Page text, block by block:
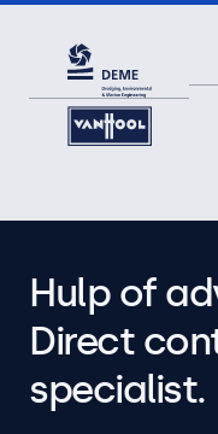
Hulp of
Direct
specialist.